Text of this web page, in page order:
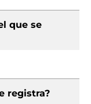
que se
registra?